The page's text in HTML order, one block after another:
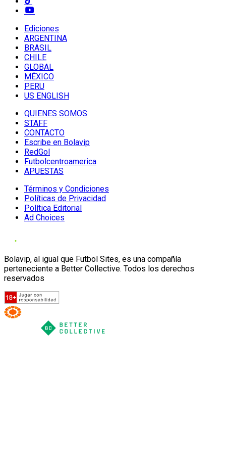
Ediciones
ARGENTINA
BRASIL
CHILE
GLOBAL
MÉXICO
PERU
US ENGLISH
QUIENES SOMOS
STAFF
CONTACTO
Escribe en Bolavip
RedGol
Futbolcentroamerica
APUESTAS
Términos y Condiciones
Políticas de Privacidad
Política Editorial
Ad Choices
Bolavip, al igual que Futbol Sites, es una compañía
perteneciente a Better Collective. Todos los derechos
reservados